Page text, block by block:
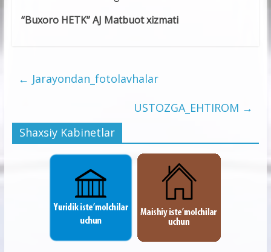
“Buxoro HETK” AJ Matbuot xizmati
← Jarayondan_fotolavhalar
USTOZGA_EHTIROM →
Shaxsiy Kabinetlar